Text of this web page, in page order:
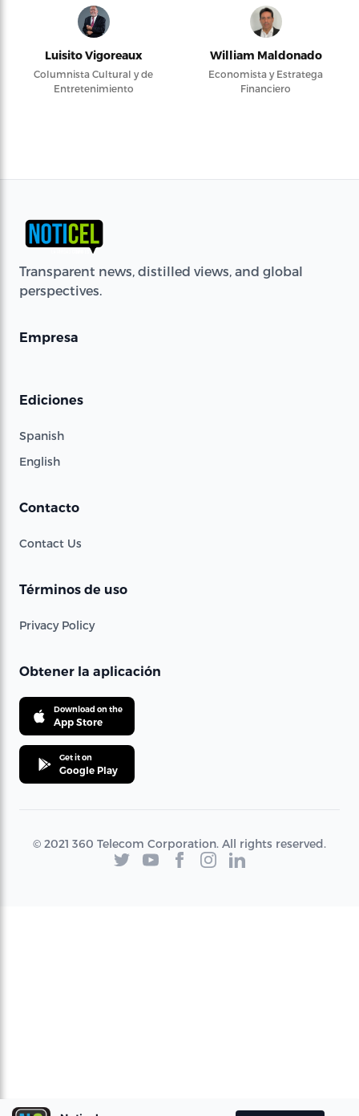
Luisito Vigoreaux
Columnista Cultural y de
Entretenimiento
William Maldonado
Economista y Estratega
Financiero
Transparent news, distilled views, and global
perspectives.
Empresa
Ediciones
Spanish
English
Contacto
Contact Us
Términos de uso
Privacy Policy
Obtener la aplicación
Download on the
App Store
Get it on
Google Play
© 2021 360 Telecom Corporation. All rights reserved.